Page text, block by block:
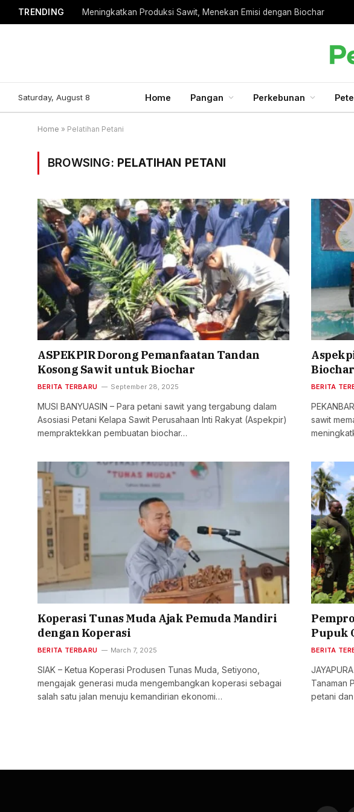
TRENDING Meningkatkan Produksi Sawit, Menekan Emisi dengan Biochar
Saturday, August 8 Home Pangan Perkebunan
Home » Pelatihan Petani
BROWSING: PELATIHAN PETANI
ASPEKPIR Dorong Pemanfaatan Tandan
Kosong Sawit untuk Biochar
BERITA TERBARU September 28, 2025
MUSI BANYUASIN – Para petani sawit yang tergabung dalam
Asosiasi Petani Kelapa Sawit Perusahaan Inti Rakyat (Aspekpir)
mempraktekkan pembuatan biochar…
BERITA
sawit
Koperasi Tunas Muda Ajak Pemuda Mandiri
dengan Koperasi
BERITA TERBARU March 7, 2025
SIAK – Ketua Koperasi Produsen Tunas Muda, Setiyono,
mengajak generasi muda mengembangkan koperasi sebagai
salah satu jalan menuju kemandirian ekonomi…
Pupuk
BERITA
Tanaman
petani